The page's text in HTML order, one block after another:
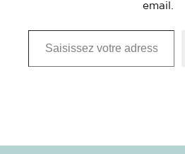
email.
Saisissez votre adresse e-mail…